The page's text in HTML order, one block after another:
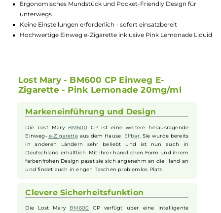
Dampferlebnis
Vielfältige Geschmacksrichtungen für ein
Dampfvergnügen
Hochwertige, geprüfte Liquids für ein optimales
Keine Einstellungen erforderlich - sofort einsatzbereit
Hochwertige Einweg e-Zigarette inklusive Pink Lemonade
Lost Mary - BM600 CP Einweg E-
Zigarette - Pink Lemonade 20mg/ml
Die Lost MaryBM600CP ist eine weitere herausragende
Einweg-
e-Zigaretteaus dem Hause Elfbar
. Sie wurde bereits